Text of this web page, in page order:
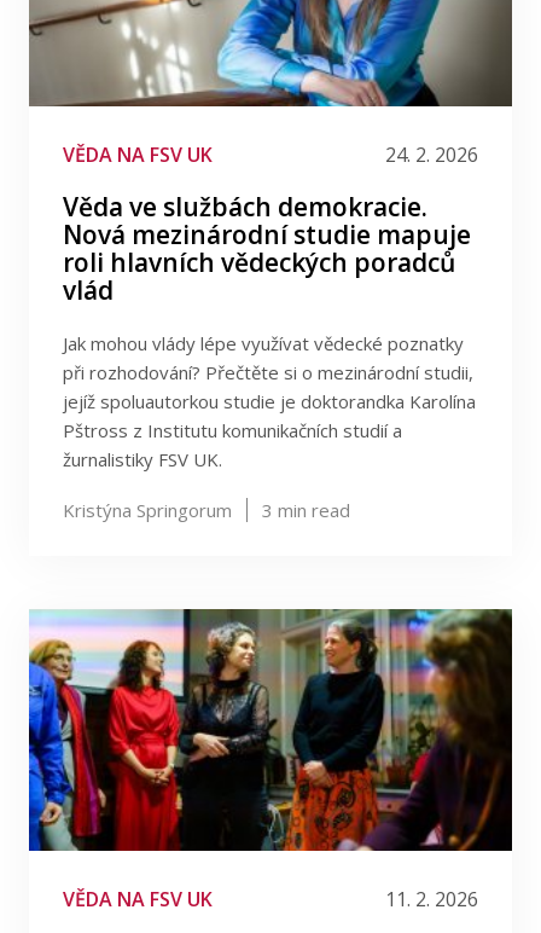
VĚDA NA FSV UK 24. 2. 2026
Věda ve službách demokracie.
Nová mezinárodní studie mapuje
roli hlavních vědeckých poradců
vlád
Jak mohou vlády lépe využívat vědecké poznatky
při rozhodování? Přečtěte si o mezinárodní studii,
jejíž spoluautorkou studie je doktorandka Karolína
Pštross z Institutu komunikačních studií a
žurnalistiky FSV UK.
Kristýna Springorum 3 min read
VĚDA NA FSV UK 11. 2. 2026